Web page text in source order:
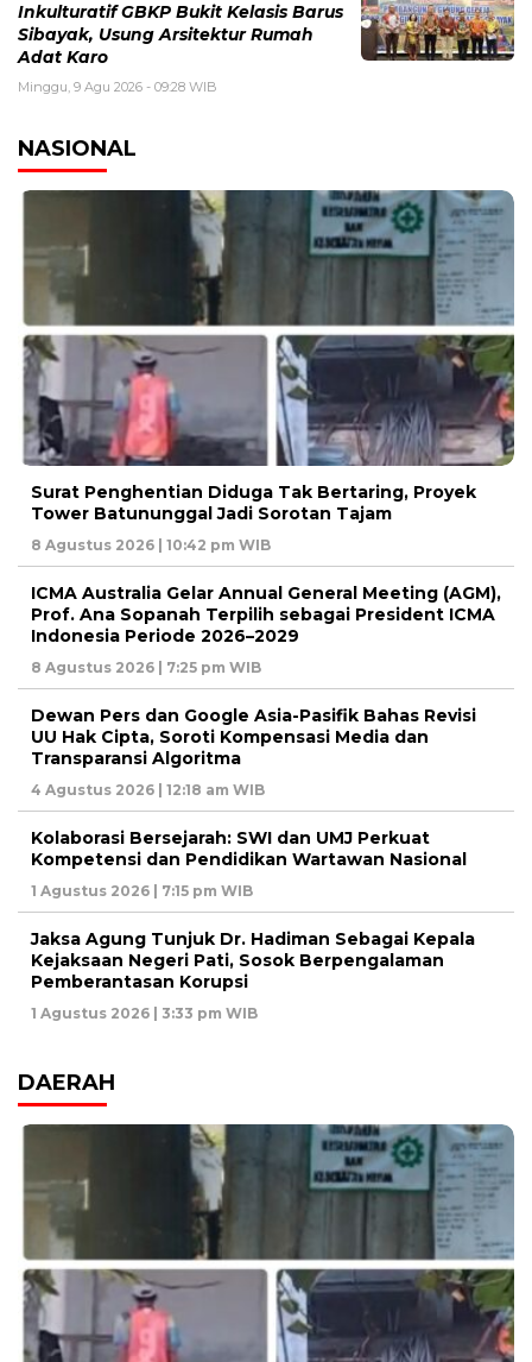
Inkulturatif GBKP Bukit Kelasis Barus
Sibayak, Usung Arsitektur Rumah
Adat Karo
Minggu, 9 Agu 2026 - 09:28 WIB
NASIONAL
Surat Penghentian Diduga Tak Bertaring, Proyek
Tower Batununggal Jadi Sorotan Tajam
8 Agustus 2026 | 10:42 pm WIB
ICMA Australia Gelar Annual General Meeting (AGM),
Prof. Ana Sopanah Terpilih sebagai President ICMA
Indonesia Periode 2026–2029
8 Agustus 2026 | 7:25 pm WIB
Dewan Pers dan Google Asia-Pasifik Bahas Revisi
UU Hak Cipta, Soroti Kompensasi Media dan
Transparansi Algoritma
4 Agustus 2026 | 12:18 am WIB
Kolaborasi Bersejarah: SWI dan UMJ Perkuat
Kompetensi dan Pendidikan Wartawan Nasional
1 Agustus 2026 | 7:15 pm WIB
Jaksa Agung Tunjuk Dr. Hadiman Sebagai Kepala
Kejaksaan Negeri Pati, Sosok Berpengalaman
Pemberantasan Korupsi
1 Agustus 2026 | 3:33 pm WIB
DAERAH